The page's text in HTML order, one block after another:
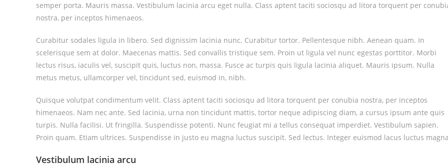
semper porta. Mauris massa. Vestibulum lacinia arcu eget nulla. Class aptent taciti sociosqu ad litora torquent per
nostra, per inceptos himenaeos.
Curabitur sodales ligula in libero. Sed dignissim lacinia nunc. Curabitur tortor. Pellentesque nibh. Aenean quam. In
scelerisque sem at dolor. Maecenas mattis. Sed convallis tristique sem. Proin ut ligula vel nunc egestas porttitor. Morbi
lectus risus, iaculis vel, suscipit quis, luctus non, massa. Fusce ac turpis quis ligula lacinia aliquet. Mauris ipsum. Nulla
metus metus, ullamcorper vel, tincidunt sed, euismod in, nibh.
Quisque volutpat condimentum velit. Class aptent taciti sociosqu ad litora torquent per conubia nostra, per inceptos
himenaeos. Nam nec ante. Sed lacinia, urna non tincidunt mattis, tortor neque adipiscing diam, a cursus ipsum ante quis
turpis. Nulla facilisi. Ut fringilla. Suspendisse potenti. Nunc feugiat mi a tellus consequat imperdiet. Vestibulum sapien.
Proin quam. Etiam ultrices. Suspendisse in justo eu magna luctus suscipit. Sed lectus. Integer euismod lacus luctus
Vestibulum lacinia arcu